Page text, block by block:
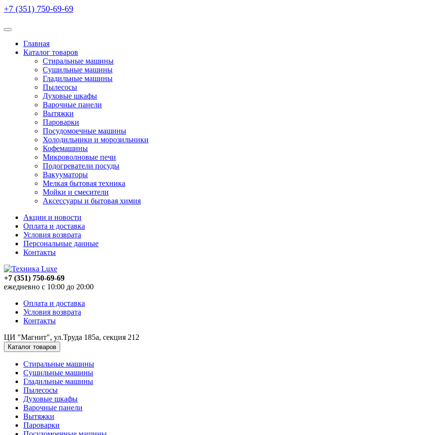
+7 (351) 750-69-69
Главная
Каталог товаров
Стиральные машины
Сушильные машины
Гладильные машины
Пылесосы
Духовые шкафы
Варочные панели
Вытяжки
Пароварки
Посудомоечные машины
Холодильники и морозильники
Кофемашины
Микроволновые печи
Подогреватели посуды
Вакууматоры
Мелкая бытовая техника
Мойки и смесители
Аксессуары и бытовая химия
Акции и новости
Оплата и доставка
Условия возврата
Персональные данные
Контакты
+7 (351) 750-69-69
ежедневно с 10:00 до 20:00
Оплата и доставка
Условия возврата
Контакты
ЦИ "Магнит", ул.Труда 185а, секция 212
Каталог товаров
Стиральные машины
Сушильные машины
Гладильные машины
Пылесосы
Духовые шкафы
Варочные панели
Вытяжки
Пароварки